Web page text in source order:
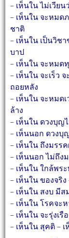
– เห็นใน ไม่เวียน
– เห็นใน จะหมด
ชาติ
– เห็นใน เป็นวิช
บาป
– เห็นใน จะหมด
– เห็นใน จะเร็ว
ถอยหลัง
– เห็นใน จะหมด
ล้าง
– เห็นใน ดวงบุญ
– เห็นนอก ดวงบุ
– เห็นใน ถึงมรร
– เห็นนอก ไม่ถึง
– เห็นใน ใกล้พร
– เห็นใน ของจริ
– เห็นใน สงบ มี
– เห็นใน โรคจะ
– เห็นใน จะรุ่งเ
– เห็นใน สุคติ –